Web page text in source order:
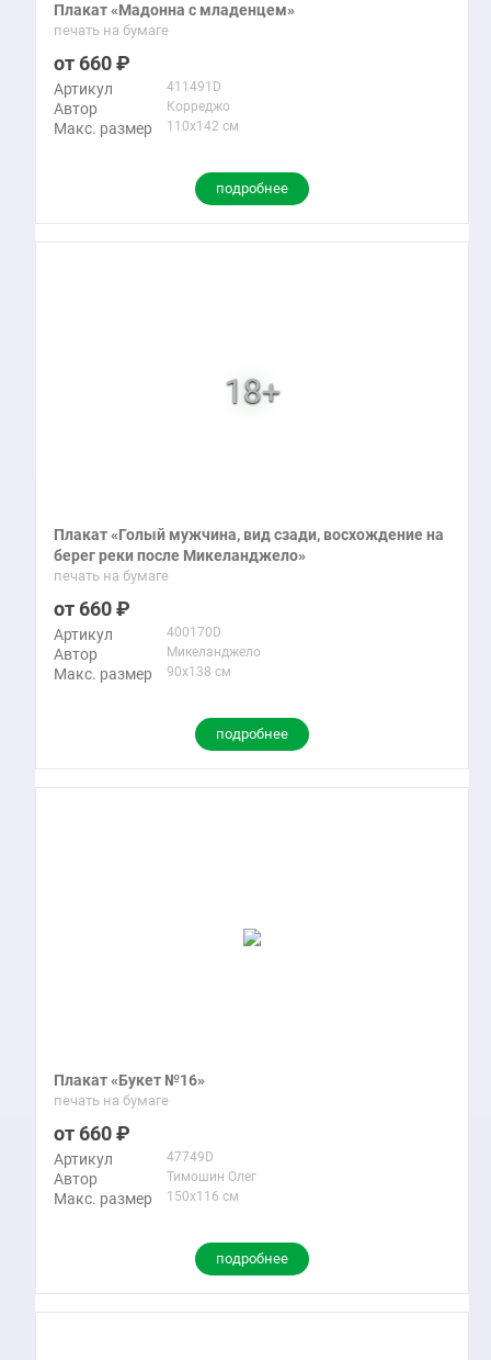
Плакат «Мадонна с младенцем»
печать на бумаге
660
Артикул 411491D
Автор Корреджо
Макс. размер 110x142 см
подробнее
Плакат «Голый мужчина, вид сзади, восхождение на
берег реки после Микеланджело»
печать на бумаге
660
Артикул 400170D
Автор Микеланджело
Макс. размер 90x138 см
подробнее
Плакат «Букет №16»
печать на бумаге
660
Артикул 47749D
Автор Тимошин Олег
Макс. размер 150x116 см
подробнее